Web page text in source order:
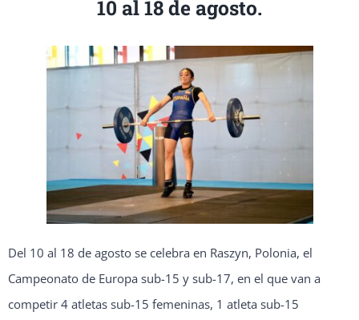
10 al 18 de agosto.
Del 10 al 18 de agosto se celebra en Raszyn, Polonia, el
Campeonato de Europa sub-15 y sub-17, en el que van a
competir 4 atletas sub-15 femeninas, 1 atleta sub-15